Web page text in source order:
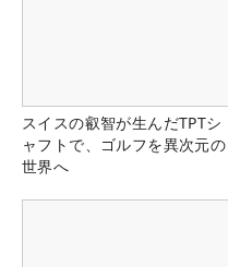
スイスの叡智が生んだTPTシ
ャフトで、ゴルフを異次元の
世界へ